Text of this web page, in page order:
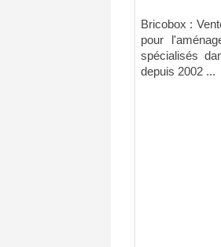
Bricobox :
pour
spécialisés
depuis 2002 ...